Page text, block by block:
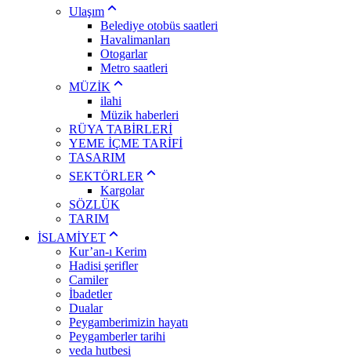
Ulaşım
Belediye otobüs saatleri
Havalimanları
Otogarlar
Metro saatleri
MÜZİK
ilahi
Müzik haberleri
RÜYA TABİRLERİ
YEME İÇME TARİFİ
TASARIM
SEKTÖRLER
Kargolar
SÖZLÜK
TARIM
İSLAMİYET
Kur’an-ı Kerim
Hadisi şerifler
Camiler
İbadetler
Dualar
Peygamberimizin hayatı
Peygamberler tarihi
veda hutbesi